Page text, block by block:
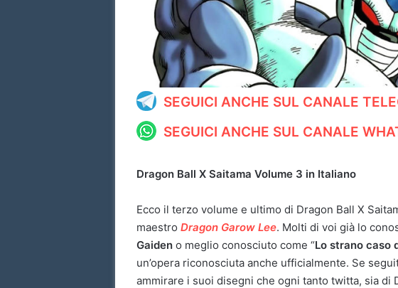
SEGUICI ANCHE SUL CANALE
SEGUICI ANCHE SUL CANALE
Dragon Ball X Saitama Volume 3 in Italiano
Ecco il terzo volume e ultimo di Dragon Ball X
maestro Dragon Garow Lee. Molti di voi già lo
Gaiden o meglio conosciuto come “Lo strano caso
un’opera riconosciuta anche ufficialmente. Se
ammirare i suoi disegni che ogni tanto twitta, sia di